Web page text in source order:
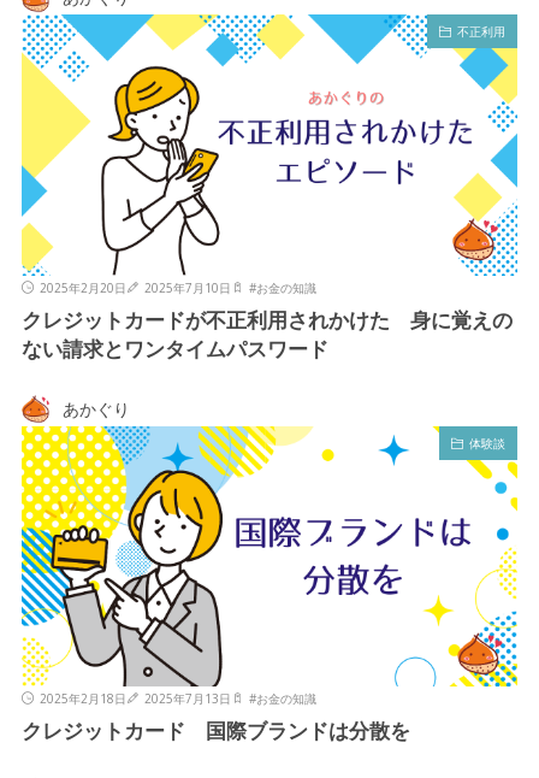
不正利用
2025年2月20日 2025年7月10日 #お金の知識
クレジットカードが不正利用されかけた 身に覚えの
ない請求とワンタイムパスワード
あかぐり
体験談
2025年2月18日 2025年7月13日 #お金の知識
クレジットカード 国際ブランドは分散を